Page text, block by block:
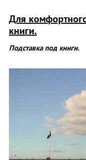
Для
книги.
Подставка под книги.